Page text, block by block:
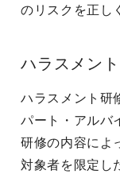
のリスクを正し
ハラスメン
ハラスメント研
パート・アルバ
研修の内容によ
対象者を限定し